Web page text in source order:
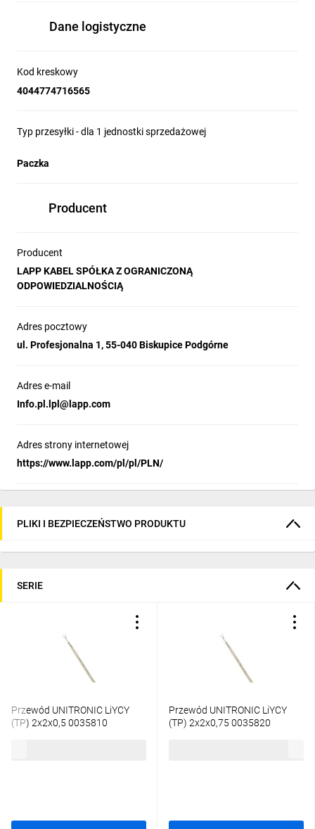
Dane logistyczne
Kod kreskowy
4044774716565
Typ przesyłki - dla 1 jednostki sprzedażowej
Paczka
Producent
Producent
LAPP KABEL SPÓŁKA Z OGRANICZONĄ
ODPOWIEDZIALNOŚCIĄ
Adres pocztowy
ul. Profesjonalna 1, 55-040 Biskupice Podgórne
Adres e-mail
Info.pl.lpl@lapp.com
Adres strony internetowej
https://www.lapp.com/pl/pl/PLN/
PLIKI I BEZPIECZEŃSTWO PRODUKTU
SERIE
Przewód UNITRONIC LiYCY
(TP) 2x2x0,5 0035810
Przewód UNITRONIC LiYCY
(TP) 2x2x0,75 0035820